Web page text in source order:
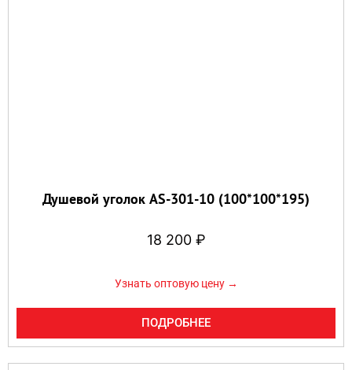
Душевой уголок AS-301-10 (100*100*195)
18 200 ₽
Узнать оптовую цену →
ПОДРОБНЕЕ